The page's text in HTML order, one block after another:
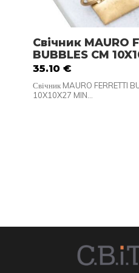
Свічник MAURO
BUBBLES CM
35.10 €
Свічник MAURO FERRETTI
10X10X27 MIN…